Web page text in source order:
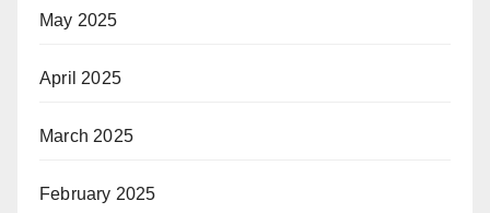
May 2025
April 2025
March 2025
February 2025